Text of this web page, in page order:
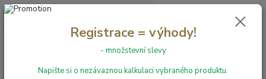
+420 731 199 591 0,00 Kč
Registrace = výhody!
- množstevní slevy
Napište si o nezávaznou kalkulaci vybraného produktu.